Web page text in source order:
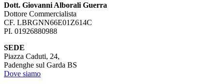
Dott. Giovanni Alborali Guerra
Dottore Commercialista
CF. LBRGNN66E01Z614C
PI. 01926880988
SEDE
Piazza Caduti, 24,
Padenghe sul Garda BS
Dove siamo